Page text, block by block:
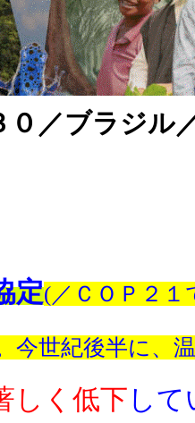
０／ブラジル
定(／ＣＯＰ２
今世紀後半に、
しく低下 し